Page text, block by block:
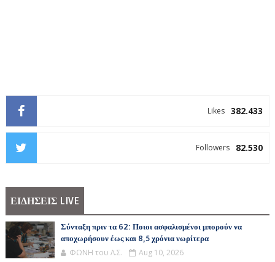
382.433
Likes
82.530
Followers
ΕΙΔΗΣΕΙΣ LIVE
Σύνταξη πριν τα 62: Ποιοι ασφαλισμένοι μπορούν να
αποχωρήσουν έως και 8,5 χρόνια νωρίτερα
ΦΩΝΗ του Λ.Σ. Aug 10, 2026